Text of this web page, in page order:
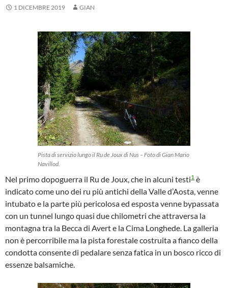
1 DICEMBRE 2019 GIAN
Pista di servizio lungo il Ru de Joux di Nus – Foto di Gian Mario
Navillod.
Nel primo dopoguerra il Ru de Joux, che in alcuni testi1 è
indicato come uno dei ru più antichi della Valle d’Aosta, venne
intubato e la parte più pericolosa ed esposta venne bypassata
con un tunnel lungo quasi due chilometri che attraversa la
montagna tra la Becca di Avert e la Cima Longhede. La galleria
non è percorribile ma la pista forestale costruita a fianco della
condotta consente di pedalare senza fatica in un bosco ricco di
essenze balsamiche.